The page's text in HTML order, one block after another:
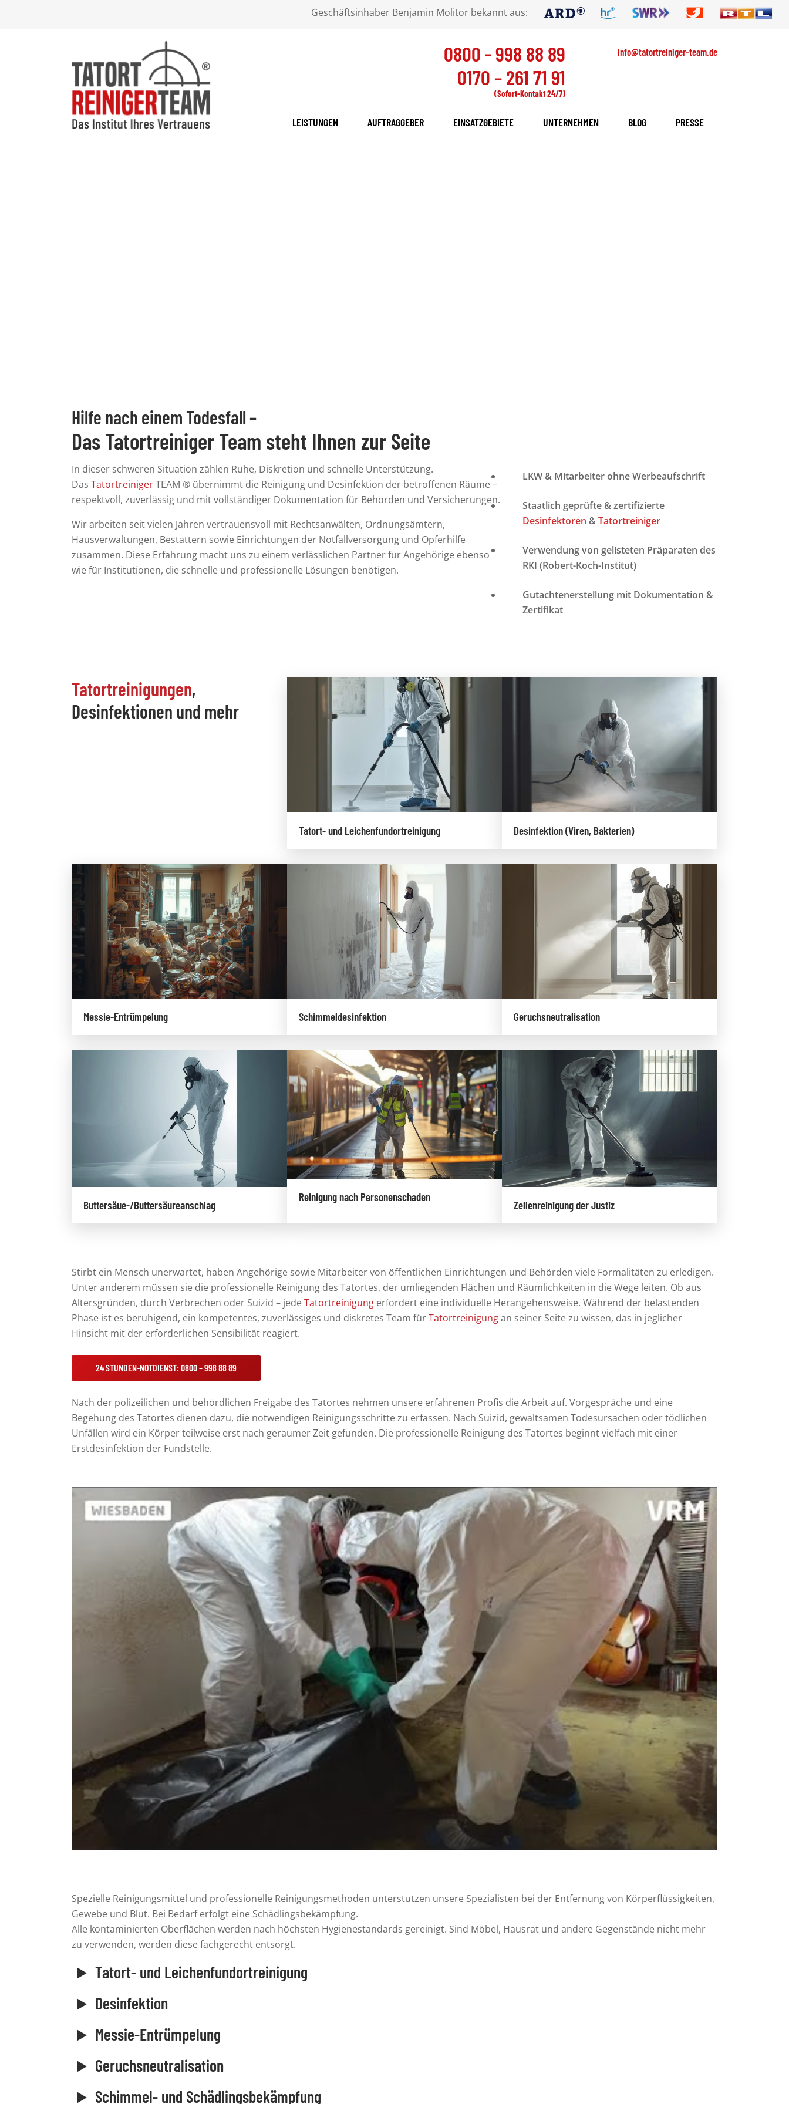
Geschäftsinhaber Benjamin Molitor bekannt aus:
0800 - 998 88 89
0170 – 261 71 91
(Sofort-Kontakt 24/7)
info@tatortreiniger-team.de
LEISTUNGEN AUFTRAGGEBER EINSATZGEBIETE UNTERNEHMEN BLOG PRESSE
Hilfe nach einem Todesfall –
Das Tatortreiniger Team steht Ihnen zur Seite
In dieser schweren Situation zählen Ruhe, Diskretion und schnelle Unterstützung.
Das TatortreinigerTEAM ® übernimmt die Reinigung und Desinfektion der betroffenen Räume –
respektvoll, zuverlässig und mit vollständiger Dokumentation für Behörden und Versicherungen.
Wir arbeiten seit vielen Jahren vertrauensvoll mit Rechtsanwälten, Ordnungsämtern,
Hausverwaltungen, Bestattern sowie Einrichtungen der Notfallversorgung und Opferhilfe
zusammen. Diese Erfahrung macht uns zu einem verlässlichen Partner für Angehörige ebenso
wie für Institutionen, die schnelle und professionelle Lösungen benötigen.
LKW & Mitarbeiter ohne Werbeaufschrift
Staatlich geprüfte & zertifizierte
Desinfektoren &Tatortreiniger
Verwendung von gelisteten Präparaten des
RKI (Robert-Koch-Institut)
Gutachtenerstellung mit Dokumentation &
Zertifikat
Tatortreinigungen,
Desinfektionen und mehr
Tatort- und Leichenfundortreinigung Desinfektion (Viren, Bakterien)
Messie-Entrümpelung Schimmeldesinfektion Geruchsneutralisation
Buttersäue-/Buttersäureanschlag
Reinigung nach Personenschaden
Zellenreinigung der Justiz
Stirbt ein Mensch unerwartet, haben Angehörige sowie Mitarbeiter von öffentlichen Einrichtungen und Behörden viele Formalitäten zu erledigen.
Unter anderem müssen sie die professionelle Reinigung des Tatortes, der umliegenden Flächen und Räumlichkeiten in die Wege leiten. Ob aus
Altersgründen, durch Verbrechen oder Suizid – jedeTatortreinigung erfordert eine individuelle Herangehensweise. Während der belastenden
Phase ist es beruhigend, ein kompetentes, zuverlässiges und diskretes Team fürTatortreinigungan seiner Seite zu wissen, das in jeglicher
Hinsicht mit der erforderlichen Sensibilität reagiert.
24 STUNDEN-NOTDIENST: 0800 – 998 88 89
Nach der polizeilichen und behördlichen Freigabe des Tatortes nehmen unsere erfahrenen Profis die Arbeit auf. Vorgespräche und eine
Begehung des Tatortes dienen dazu, die notwendigen Reinigungsschritte zu erfassen. Nach Suizid, gewaltsamen Todesursachen oder tödlichen
Unfällen wird ein Körper teilweise erst nach geraumer Zeit gefunden. Die professionelle Reinigung des Tatortes beginnt vielfach mit einer
Erstdesinfektion der Fundstelle.
Spezielle Reinigungsmittel und professionelle Reinigungsmethoden unterstützen unsere Spezialisten bei der Entfernung von Körperflüssigkeiten,
Gewebe und Blut. Bei Bedarf erfolgt eine Schädlingsbekämpfung.
Alle kontaminierten Oberflächen werden nach höchsten Hygienestandards gereinigt. Sind Möbel, Hausrat und andere Gegenstände nicht mehr
zu verwenden, werden diese fachgerecht entsorgt.
Tatort- und Leichenfundortreinigung
Desinfektion
Messie-Entrümpelung
Geruchsneutralisation
Schimmel- und Schädlingsbekämpfung